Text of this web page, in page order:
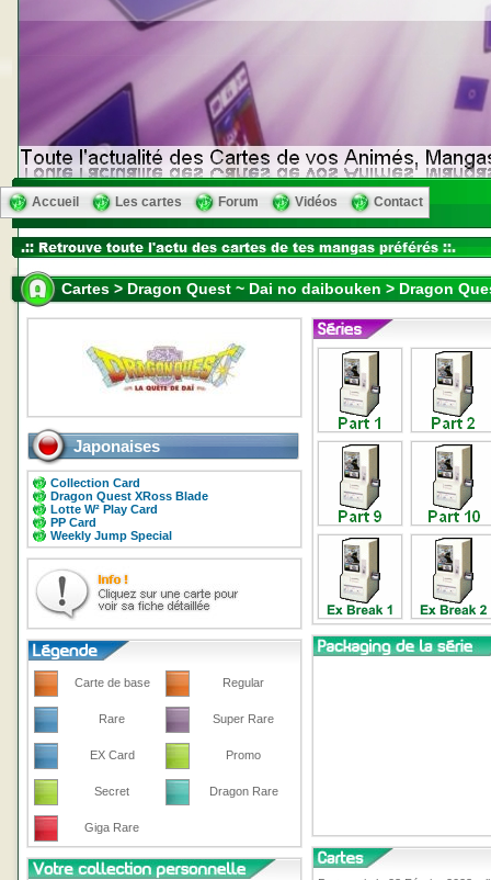
Accueil Les cartes Forum Vidéos Contact
Cartes > Dragon Quest ~ Dai no daibouken > Dragon
Japonaises
Collection Card
Dragon Quest XRoss Blade
Lotte W² Play Card
PP Card
Weekly Jump Special
Carte de base Regular
Rare Super Rare
EX Card Promo
Secret Dragon Rare
Giga Rare